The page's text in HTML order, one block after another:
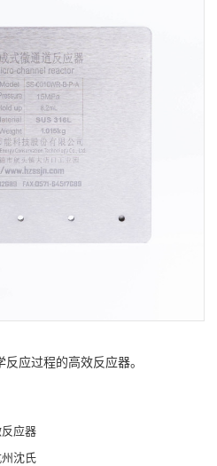
应过程的高效反应器。
应器
沈氏